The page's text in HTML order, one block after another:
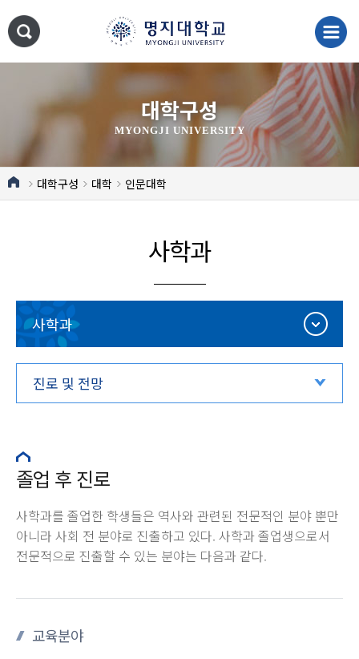
대학구성
MYONGJI UNIVERSITY
대학구성 대학 인문대학
사학과
사학과
진로 및 전망
졸업 후 진로
사학과를 졸업한 학생들은 역사와 관련된 전문적인 분야 뿐만
아니라 사회 전 분야로 진출하고 있다. 사학과 졸업생으로서
전문적으로 진출할 수 있는 분야는 다음과 같다.
교육분야